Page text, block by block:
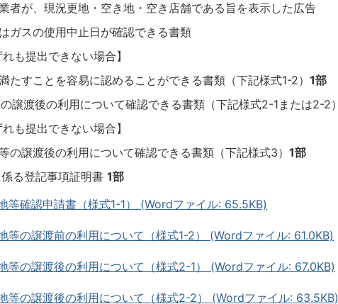
者が、現況更地・空き地・空き店舗である旨を表示した広告
ガスの使用中止日が確認できる書類
も提出できない場合】
たすことを容易に認めることができる書類（下記様式1-2） 1部
譲渡後の利用について確認できる書類（下記様式2-1または2-2）
も提出できない場合】
の譲渡後の利用について確認できる書類（下記様式3） 1部
る登記事項証明書 1部
等確認申請書（様式1-1） (Wordファイル: 65.5KB)
等の譲渡前の利用について（様式1-2） (Wordファイル: 61.0KB)
等の譲渡後の利用について（様式2-1） (Wordファイル: 67.0KB)
等の譲渡後の利用について（様式2-2） (Wordファイル: 63.5KB)